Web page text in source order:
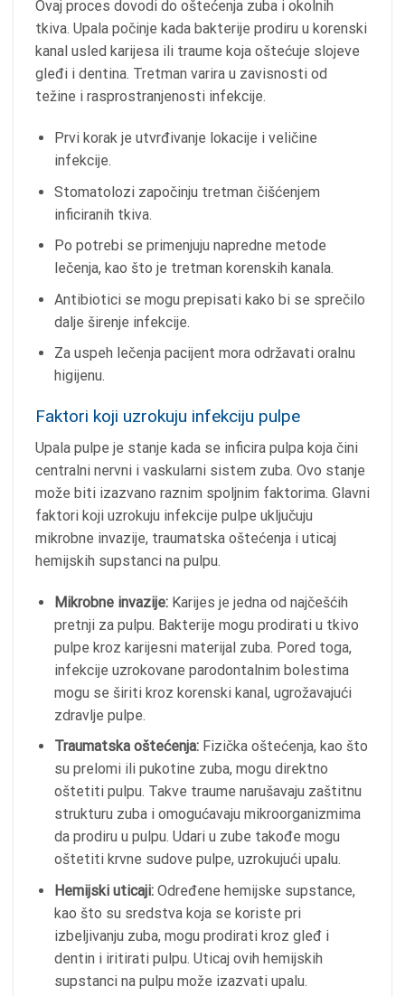
Ovaj proces dovodi do oštećenja zuba i okolnih
tkiva. Upala počinje kada bakterije prodiru u korenski
kanal usled karijesa ili traume koja oštećuje slojeve
gleđi i dentina. Tretman varira u zavisnosti od
težine i rasprostranjenosti infekcije.
Prvi korak je utvrđivanje lokacije i veličine
infekcije.
Stomatolozi započinju tretman čišćenjem
inficiranih tkiva.
Po potrebi se primenjuju napredne metode
lečenja, kao što je tretman korenskih kanala.
Antibiotici se mogu prepisati kako bi se sprečilo
dalje širenje infekcije.
Za uspeh lečenja pacijent mora održavati oralnu
higijenu.
Faktori koji uzrokuju infekciju pulpe
Upala pulpe je stanje kada se inficira pulpa koja čini
centralni nervni i vaskularni sistem zuba. Ovo stanje
može biti izazvano raznim spoljnim faktorima. Glavni
faktori koji uzrokuju infekcije pulpe uključuju
mikrobne invazije, traumatska oštećenja i uticaj
hemijskih supstanci na pulpu.
Mikrobne invazije:Karijes je jedna od najčešćih
pretnji za pulpu. Bakterije mogu prodirati u tkivo
pulpe kroz karijesni materijal zuba. Pored toga,
infekcije uzrokovane parodontalnim bolestima
mogu se širiti kroz korenski kanal, ugrožavajući
zdravlje pulpe.
Traumatska oštećenja:Fizička oštećenja, kao što
su prelomi ili pukotine zuba, mogu direktno
oštetiti pulpu. Takve traume narušavaju zaštitnu
strukturu zuba i omogućavaju mikroorganizmima
da prodiru u pulpu. Udari u zube takođe mogu
oštetiti krvne sudove pulpe, uzrokujući upalu.
Hemijski uticaji:Određene hemijske supstance,
kao što su sredstva koja se koriste pri
izbeljivanju zuba, mogu prodirati kroz gleđ i
dentin i iritirati pulpu. Uticaj ovih hemijskih
supstanci na pulpu može izazvati upalu.